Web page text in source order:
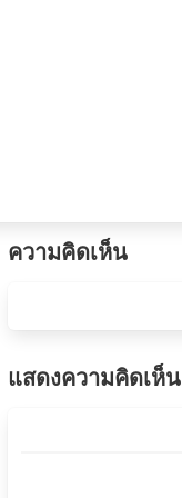
ความคิดเห็น
แสดงความคิดเห็น